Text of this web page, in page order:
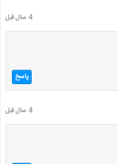
4 سال قبل
پاسخ
4 سال قبل